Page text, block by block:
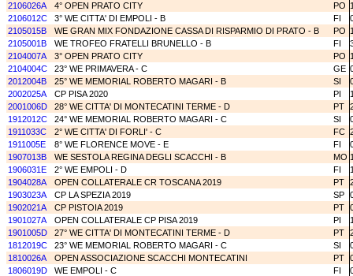
2106026A
4° OPEN PRATO CITY PO
2106012C
3° WE CITTA' DI EMPOLI - B FI
2105015B
WE GRAN MIX FONDAZIONE CASSA DI RISPARMIO DI PRATO - B PO
2105001B
WE TROFEO FRATELLI BRUNELLO - B FI
2104007A
3° OPEN PRATO CITY PO
2104004C
23° WE PRIMAVERA - C GE
2012004B
25° WE MEMORIAL ROBERTO MAGARI - B SI
2002025A
CP PISA 2020 PI
2001006D
28° WE CITTA' DI MONTECATINI TERME - D PT
1912012C
24° WE MEMORIAL ROBERTO MAGARI - C SI
1911033C
2° WE CITTA' DI FORLI' - C FC
1911005E
8° WE FLORENCE MOVE - E FI
1907013B
WE SESTOLA REGINA DEGLI SCACCHI - B MO
1906031E
2° WE EMPOLI - D FI
1904028A
OPEN COLLATERALE CR TOSCANA 2019 PT
1903023A
CP LA SPEZIA 2019 SP
1902021A
CP PISTOIA 2019 PT
1901027A
OPEN COLLATERALE CP PISA 2019 PI
1901005D
27° WE CITTA' DI MONTECATINI TERME - D PT
1812019C
23° WE MEMORIAL ROBERTO MAGARI - C SI
1810026A
OPEN ASSOCIAZIONE SCACCHI MONTECATINI PT
1806019D
WE EMPOLI - C FI